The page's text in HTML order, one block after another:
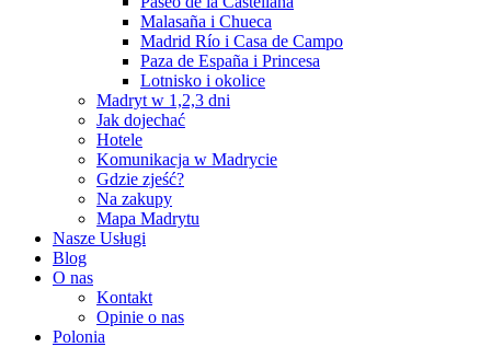
Malasaña i Chueca
Madrid Río i Casa de Campo
Paza de España i Princesa
Lotnisko i okolice
Madryt w 1,2,3 dni
Jak dojechać
Hotele
Komunikacja w Madrycie
Gdzie zjeść?
Na zakupy
Mapa Madrytu
Nasze Usługi
Blog
O nas
Kontakt
Opinie o nas
Polonia